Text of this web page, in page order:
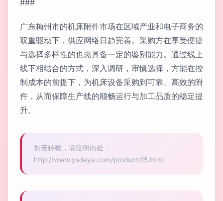
###
广东梅州市的机床附件市场在区域产业和电子商务的
双重驱动下，供应网络日趋完善。采购方在享受便捷
与选择多样性的也需具备一定的鉴别能力。通过线上
线下相结合的方式，深入调研，审慎选择，方能在控
制成本的前提下，为机床设备采购到可靠、高效的附
件，从而保障生产线的顺畅运行与加工品质的稳定提
升。
如若转载，请注明出处：
http://www.ysdeya.com/product/15.html